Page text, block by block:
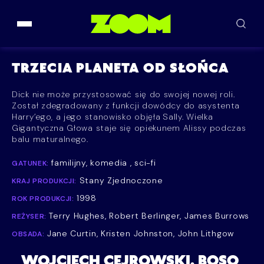
TRZECIA PLANETA OD SŁOŃCA
Dick nie może przystosować się do swojej nowej roli.
Został zdegradowany z funkcji dowódcy do asystenta
Harry’ego, a jego stanowisko objęła Sally. Wielka
Gigantyczna Głowa staje się opiekunem Alissy podczas
balu maturalnego.
GATUNEK: familijny, komedia , sci-fi
KRAJ PRODUKCJI: Stany Zjednoczone
ROK PRODUKCJI: 1998
REŻYSER: Terry Hughes, Robert Berlinger, James Burrows
OBSADA: Jane Curtin, Kristen Johnston, John Lithgow